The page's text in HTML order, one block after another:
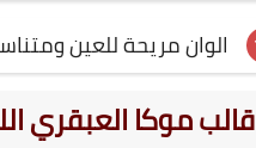
الوان مريحة للعين
قالب موكا العبقري